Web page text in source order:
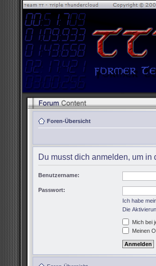
Foren-Übersicht
Du musst dich anmelden, um
Benutzername:
Passwort:
Ich habe
Die
Mich bei
Meinen